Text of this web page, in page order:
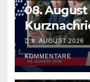
08. August
8. AUGUST 2026
KOMMENTARE